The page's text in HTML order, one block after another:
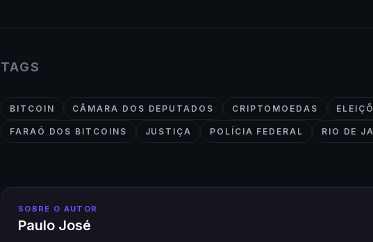
TAGS
BITCOIN CÂMARA DOS DEPUTADOS CRIPTOMOEDAS
FARAÓ DOS BITCOINS JUSTIÇA POLÍCIA FEDERAL RIO DE
SOBRE O AUTOR
Paulo José